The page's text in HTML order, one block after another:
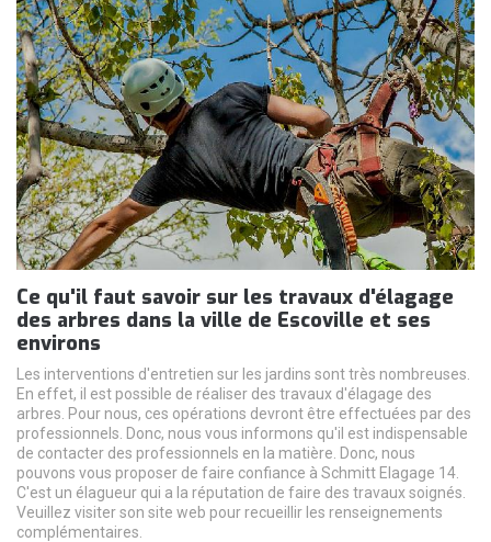
Ce qu'il faut savoir sur les travaux d'élagage
des arbres dans la ville de Escoville et ses
environs
Les interventions d'entretien sur les jardins sont très nombreuses.
En effet, il est possible de réaliser des travaux d'élagage des
arbres. Pour nous, ces opérations devront être effectuées par des
professionnels. Donc, nous vous informons qu'il est indispensable
de contacter des professionnels en la matière. Donc, nous
pouvons vous proposer de faire confiance à Schmitt Elagage 14.
C'est un élagueur qui a la réputation de faire des travaux soignés.
Veuillez visiter son site web pour recueillir les renseignements
complémentaires.